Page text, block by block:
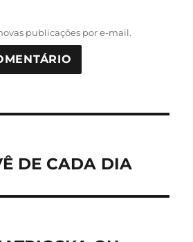
publicações por e-mail.
DE CADA DIA